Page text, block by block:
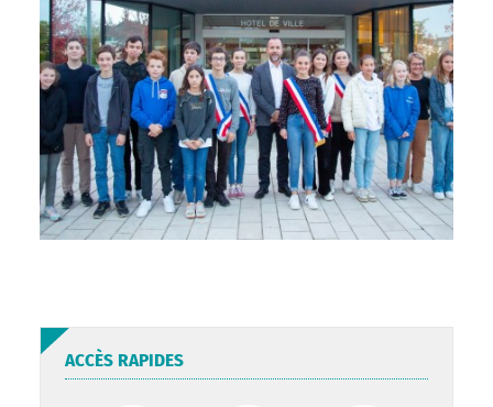
ACCÈS RAPIDES